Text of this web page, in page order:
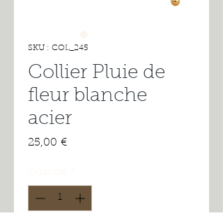
SKU : COL_245
Collier Pluie de
fleur blanche
acier
25,00 €Prix